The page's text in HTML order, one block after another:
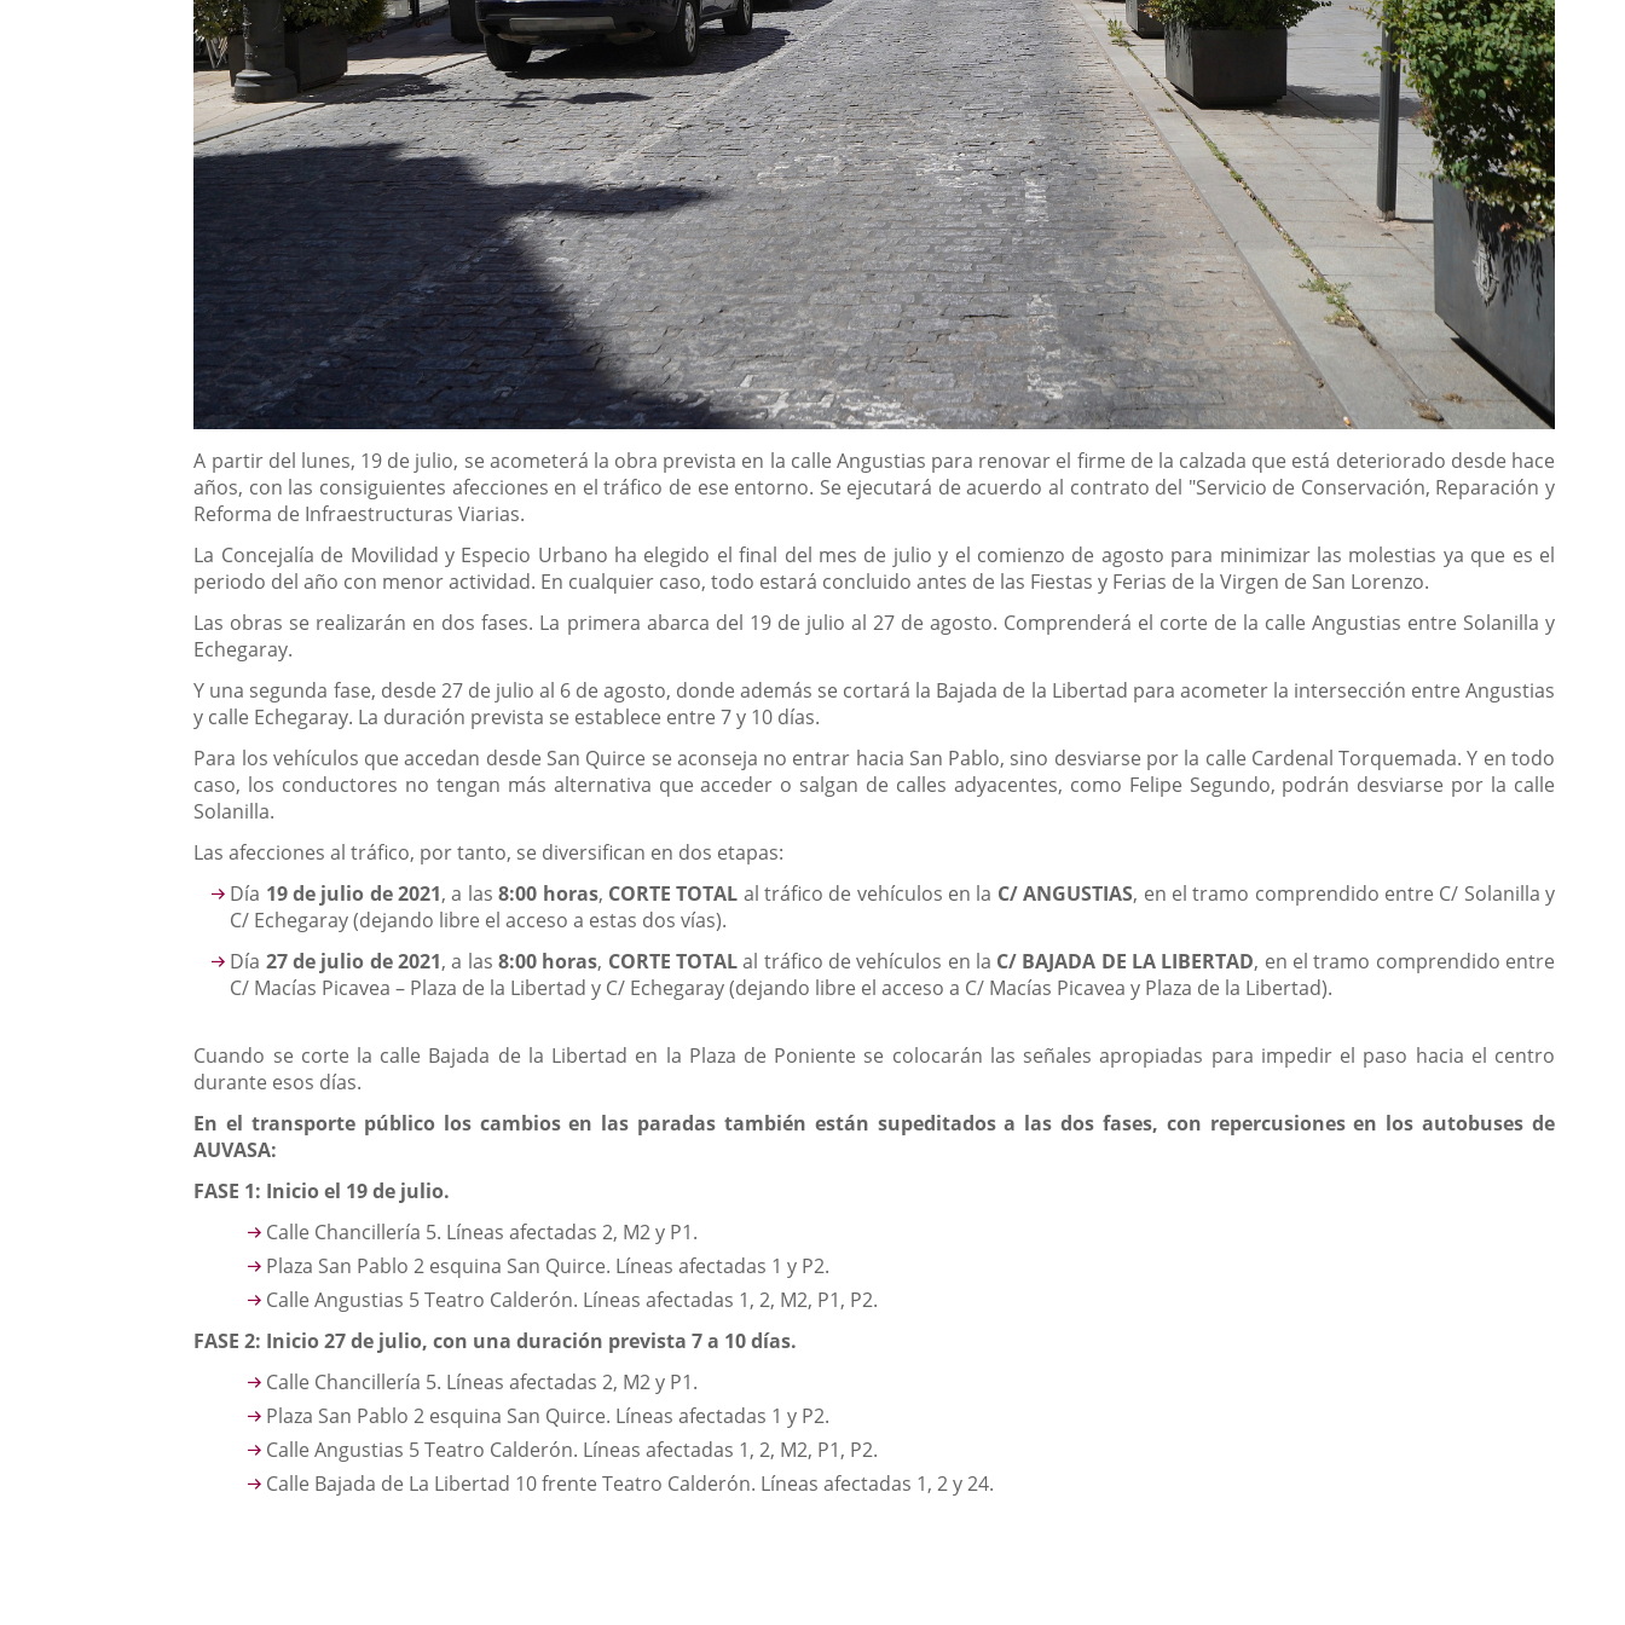
Contenido
A partir del lunes, 19 de julio, se acometerá la obra prevista en la calle Angustias para renovar el firme de la calzada que está deteriorado desde hace
años, con las consiguientes afecciones en el tráfico de ese entorno. Se ejecutará de acuerdo al contrato del "Servicio de Conservación, Reparación y
Reforma de Infraestructuras Viarias.
La Concejalía de Movilidad y Especio Urbano ha elegido el final del mes de julio y el comienzo de agosto para minimizar las molestias ya que es el
periodo del año con menor actividad. En cualquier caso, todo estará concluido antes de las Fiestas y Ferias de la Virgen de San Lorenzo.
Las obras se realizarán en dos fases. La primera abarca del 19 de julio al 27 de agosto. Comprenderá el corte de la calle Angustias entre Solanilla y
Echegaray.
Y una segunda fase, desde 27 de julio al 6 de agosto, donde además se cortará la Bajada de la Libertad para acometer la intersección entre Angustias
y calle Echegaray. La duración prevista se establece entre 7 y 10 días.
Para los vehículos que accedan desde San Quirce se aconseja no entrar hacia San Pablo, sino desviarse por la calle Cardenal Torquemada. Y en todo
caso, los conductores no tengan más alternativa que acceder o salgan de calles adyacentes, como Felipe Segundo, podrán desviarse por la calle
Solanilla.
Las afecciones al tráfico, por tanto, se diversifican en dos etapas:
Día 19 de julio de 2021, a las 8:00 horas, CORTE TOTAL al tráfico de vehículos en la C/ ANGUSTIAS, en el tramo comprendido entre C/ Solanilla y
C/ Echegaray (dejando libre el acceso a estas dos vías).
Día 27 de julio de 2021, a las 8:00 horas, CORTE TOTALal tráfico de vehículos en la C/ BAJADA DE LA LIBERTAD, en el tramo comprendido entre
C/ Macías Picavea – Plaza de la Libertad y C/ Echegaray (dejando libre el acceso a C/ Macías Picavea y Plaza de la Libertad).
Cuando se corte la calle Bajada de la Libertad en la Plaza de Poniente se colocarán las señales apropiadas para impedir el paso hacia el centro
durante esos días.
En el transporte público los cambios en las paradas también están supeditados a las dos fases, con repercusiones en los autobuses de
AUVASA:
FASE 1: Inicio el 19 de julio.
Calle Chancillería 5. Líneas afectadas 2, M2 y P1.
Plaza San Pablo 2 esquina San Quirce. Líneas afectadas 1 y P2.
Calle Angustias 5 Teatro Calderón. Líneas afectadas 1, 2, M2, P1, P2.
FASE 2: Inicio 27 de julio, con una duración prevista 7 a 10 días.
Calle Chancillería 5. Líneas afectadas 2, M2 y P1.
Plaza San Pablo 2 esquina San Quirce. Líneas afectadas 1 y P2.
Calle Angustias 5 Teatro Calderón. Líneas afectadas 1, 2, M2, P1, P2.
Calle Bajada de La Libertad 10 frente Teatro Calderón. Líneas afectadas 1, 2 y 24.